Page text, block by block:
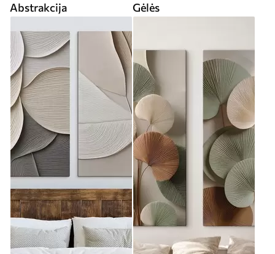
Abstrakcija Gėlės